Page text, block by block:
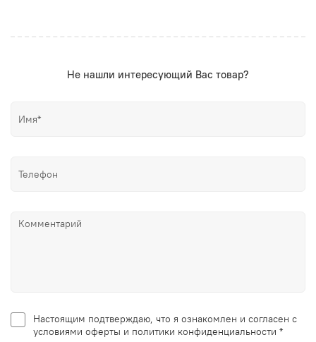
Не нашли интересующий Вас товар?
Настоящим подтверждаю, что я ознакомлен и согласен с
условиями оферты и политики конфиденциальности *